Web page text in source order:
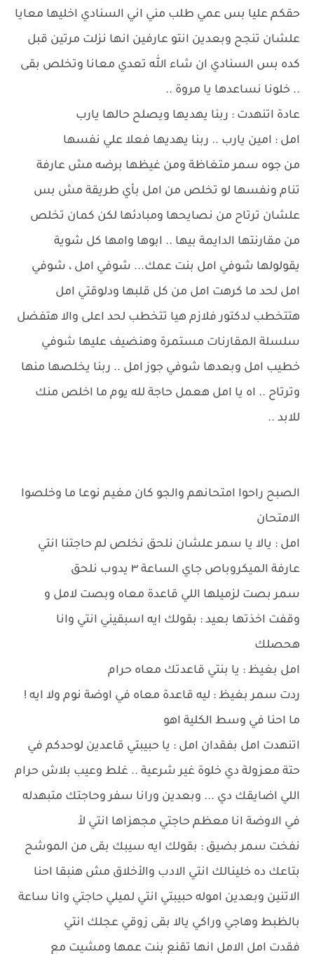
حقكم عليا بس عمي طلب مني اني السنادي اخليها معايا
علشان تنجح وبعدين انتو عارفين انها نزلت مرتين قبل
كده بس السنادي ان شاء الله تعدي معانا وتخلص بقى
.. خلونا نساعدها يا مروة ..
عادة اتنهدت : ربنا يهديها ويصلح حالها يارب
امل : امين يارب .. ربنا يهديها فعلا علي نفسها
من جوه سمر متغاظة ومن غيظها برضه مش عارفة
تنام ونفسها لو تخلص من امل بأي طريقة مش بس
علشان ترتاح من نصايحها ومبادئها لكن كمان تخلص
من مقارنتها الدايمة بيها .. ابوها وامها كل شوية
يقولولها شوفي امل بنت عمك... شوفي امل ، شوفي
امل لحد ما كرهت امل من كل قلبها ودلوقتي امل
هتتخطب لدكتور فلازم هيا تتخطب لحد اعلى والا هتفضل
سلسلة المقارنات مستمرة وهنضيف عليها شوفي
خطيب امل وبعدها شوفي جوز امل .. ربنا يخلصها منها
وترتاح .. اه يا امل هعمل حاجة لله يوم ما اخلص منك
للابد ..
الصبح راحوا امتحانهم والجو كان مغيم نوعا ما وخلصوا
الامتحان
امل : يالا يا سمر علشان نلحق نخلص لم حاجتنا انتي
عارفة الميكروباص جاي الساعة ٣ يدوب نلحق
سمر بصت لزميلها اللي قاعدة معاه وبصت لامل و
وقفت اخذتها بعيد : بقولك ايه اسبقيني انتي وانا
هحصلك
امل بغيظ : يا بنتي قاعدتك معاه حرام
ردت سمر بغيظ : ليه قاعدة معاه في اوضة نوم ولا ايه !
ما احنا في وسط الكلية اهو
اتنهدت امل بفقدان امل : يا حبيبتي قاعدين لوحدكم في
حتة معزولة دي خلوة غير شرعية .. غلط وعيب بلاش حرام
اللي اضايقك دي ... وبعدين ورانا سفر وحاجتك متبهدله
في الاوضة انا معظم حاجتي مجهزاها انتي لأ
نفخت سمر بضيق : بقولك ايه سيبك بقى من الموشح
بتاعك ده خلينالك انتي الادب والأخلاق مش هنبقا احنا
الاتنين وبعدين اموله حبيبتي انتي لميلي حاجتي وانا ساعة
بالظبط وهاجي وراكي يالا بقى زوقي عجلك انتي
فقدت امل الامل انها تقنع بنت عمها ومشيت مع